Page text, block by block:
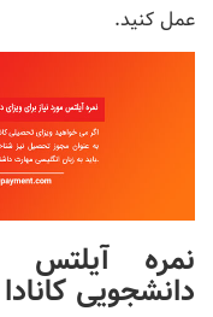
عمل کنید.
نمره آیلتس
دانشجویی